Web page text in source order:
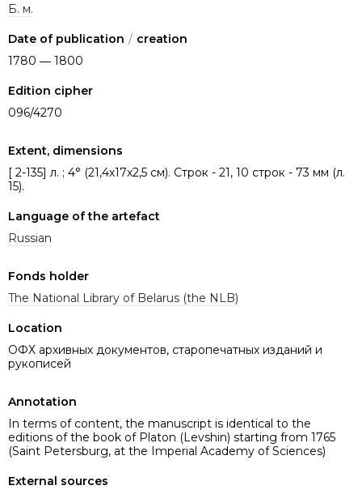
Б. м.
Date of publication / creation
1780 ― 1800
Edition cipher
096/4270
Extent, dimensions
[ 2-135] л. ; 4° (21,4х17х2,5 см). Строк - 21, 10 строк - 73 мм (л.
15).
Language of the artefact
Russian
Fonds holder
The National Library of Belarus (the NLB)
Location
ОФХ архивных документов, старопечатных изданий и
рукописей
Annotation
In terms of content, the manuscript is identical to the
editions of the book of Platon (Levshin) starting from 1765
(Saint Petersburg, at the Imperial Academy of Sciences)
External sources